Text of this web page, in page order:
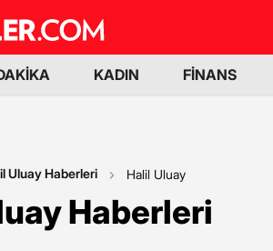
KADIN FİNANS
Uluay Haberleri Halil Uluay
Haberleri